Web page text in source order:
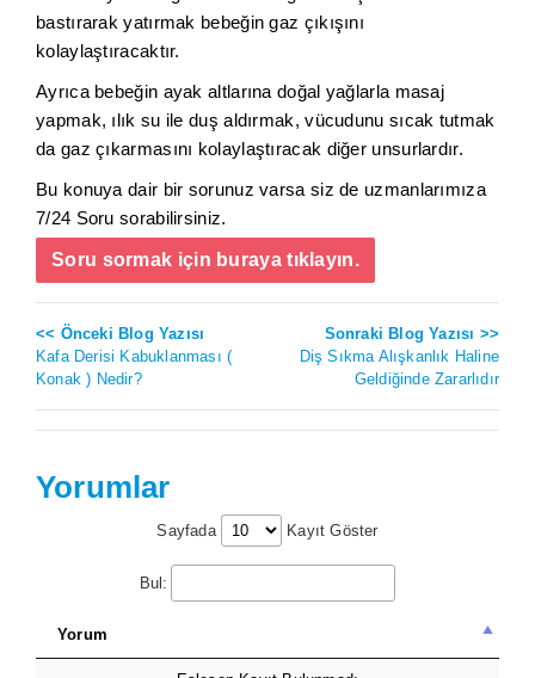
bastırarak yatırmak bebeğin gaz çıkışını
kolaylaştıracaktır.
Ayrıca bebeğin ayak altlarına doğal yağlarla masaj
yapmak, ılık su ile duş aldırmak, vücudunu sıcak tutmak
da gaz çıkarmasını kolaylaştıracak diğer unsurlardır.
Bu konuya dair bir sorunuz varsa siz de uzmanlarımıza
7/24 Soru sorabilirsiniz.
Soru sormak için buraya tıklayın.
<< Önceki Blog Yazısı
Kafa Derisi Kabuklanması (
Konak ) Nedir?
Sonraki Blog Yazısı >>
Diş Sıkma Alışkanlık Haline
Geldiğinde Zararlıdır
Yorumlar
Sayfada Kayıt Göster
Bul:
Yorum